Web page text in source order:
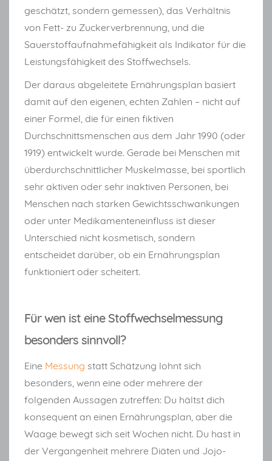
geschätzt, sondern gemessen), das Verhältnis
von Fett- zu Zuckerverbrennung, und die
Sauerstoffaufnahmefähigkeit als Indikator für die
Leistungsfähigkeit des Stoffwechsels.
Der daraus abgeleitete Ernährungsplan basiert
damit auf den eigenen, echten Zahlen – nicht auf
einer Formel, die für einen fiktiven
Durchschnittsmenschen aus dem Jahr 1990 (oder
1919) entwickelt wurde. Gerade bei Menschen mit
überdurchschnittlicher Muskelmasse, bei sportlich
sehr aktiven oder sehr inaktiven Personen, bei
Menschen nach starken Gewichtsschwankungen
oder unter Medikamenteneinfluss ist dieser
Unterschied nicht kosmetisch, sondern
entscheidet darüber, ob ein Ernährungsplan
funktioniert oder scheitert.
Für wen ist eine Stoffwechselmessung
besonders sinnvoll?
Eine Messung statt Schätzung lohnt sich
besonders, wenn eine oder mehrere der
folgenden Aussagen zutreffen: Du hältst dich
konsequent an einen Ernährungsplan, aber die
Waage bewegt sich seit Wochen nicht. Du hast in
der Vergangenheit mehrere Diäten und Jojo-